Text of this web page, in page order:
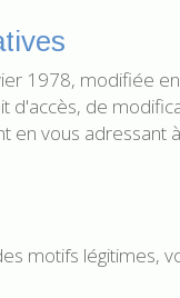
1978, modifiée
d'accès, de
en vous adressant
motifs légitimes,